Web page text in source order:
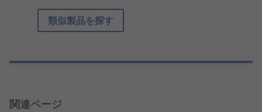
類似製品を探す
関連ページ